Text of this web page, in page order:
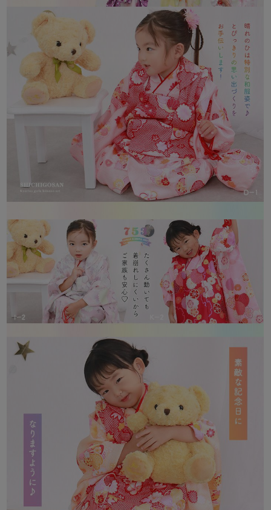
白足袋
足裏実寸15-16cm
身長90cm～100cmくらいのお子様であればお直しなしで着ていただけま
す。(個人差があります)
着物が小さい場合は、肩上げ、腰上げをほどいて調整してください。
着物が大きい場合は、更に縫いあげてサイズを調整してください。
◇肩上げ、腰上げとは．．．
身長に対して着物が大きい場合、肩山と腰の箇所で軽く縫い上げ子供の身長
糸で軽くしつけて縫っているため、簡単に外す事ができます。
ポリエステル100%
生産：
中国
注意事項：[取り扱いについて]
商品付属のタグに沿ってお取り扱い下さい。
[梱包・包装について]
ゴミ削減とお客様に少しでも安くご提供出来るようにコストダウ
ンに努めています。
過剰梱包をしないエコ出荷にて商品を出荷しています。
なお、包装等での理由による返品、交換は固くお断りいたしてお
ご了承ください。
[返品・キャンセルについて]
初期不良のみ返品交換を承っております。(当店送料負担)
詳しくはこちらをご確認ください。